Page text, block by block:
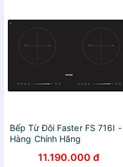
Bếp Từ Đôi Faster FS 716I -
Hàng Chính Hãng
11.190.000 đ